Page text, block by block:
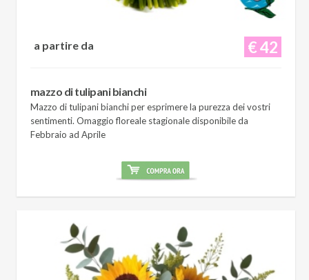
€ 42
a partire da
mazzo di tulipani bianchi
Mazzo di tulipani bianchi per esprimere la purezza dei vostri
sentimenti. Omaggio floreale stagionale disponibile da
Febbraio ad Aprile